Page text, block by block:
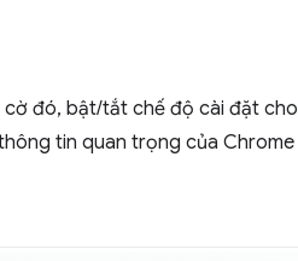
đó, bật/tắt chế độ cài đặt cho
tin quan trọng của Chrome